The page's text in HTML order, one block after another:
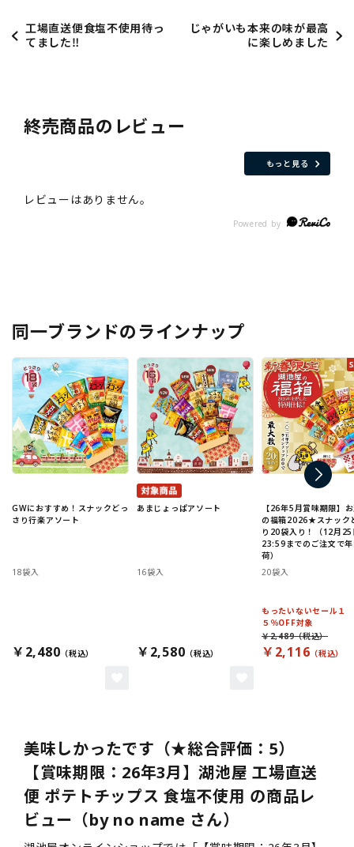
工場直送便食塩不使用待っ
てました‼️
じゃがいも本来の味が最高
に楽しめました
終売商品のレビュー
もっと見る
同一ブランドのラインナップ
GWにおすすめ！スナックどっ
さり行楽アソート
18袋入
￥2,480
あまじょっぱアソート
16袋入
￥2,580
【26年5月賞味期限】
の福箱2026★スナック
り20袋入り！（12月25
23:59までのご注文で
荷）
20袋入
もったいないセール１
５％OFF対象
￥2,116
￥2,489
美味しかったです（★総合評価：5）
【賞味期限：26年3月】湖池屋 工場直送
便 ポテトチップス 食塩不使用 の商品レ
ビュー（by no name さん）